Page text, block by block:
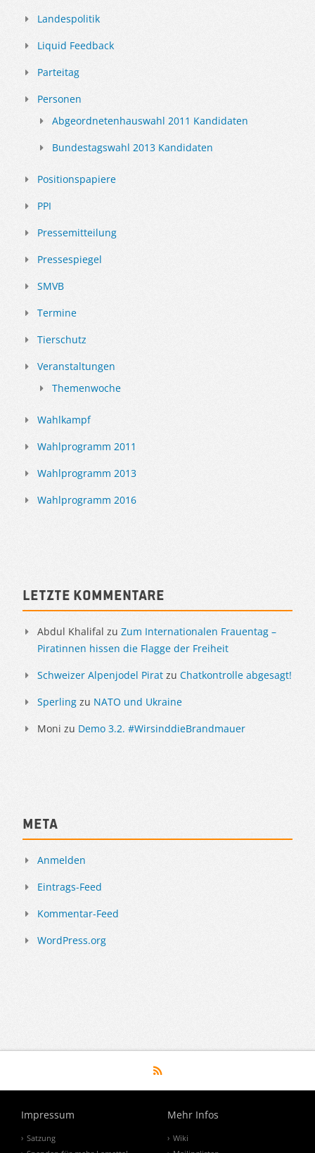
Landespolitik
Liquid Feedback
Parteitag
Personen
Abgeordnetenhauswahl 2011 Kandidaten
Bundestagswahl 2013 Kandidaten
Positionspapiere
PPI
Pressemitteilung
Pressespiegel
SMVB
Termine
Tierschutz
Veranstaltungen
Themenwoche
Wahlkampf
Wahlprogramm 2011
Wahlprogramm 2013
Wahlprogramm 2016
Letzte Kommentare
Abdul Khalifal zu Zum Internationalen Frauentag –
Piratinnen hissen die Flagge der Freiheit
Schweizer Alpenjodel Pirat zu Chatkontrolle abgesagt!
Sperling zu NATO und Ukraine
Moni zu Demo 3.2. #WirsinddieBrandmauer
Meta
Anmelden
Eintrags-Feed
Kommentar-Feed
WordPress.org
Impressum
Satzung
Mehr Infos
Wiki